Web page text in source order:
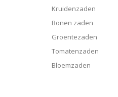
Kruidenzaden
Bonen zaden
Groentezaden
Tomatenzaden
Bloemzaden